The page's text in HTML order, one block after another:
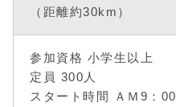
（距離約30km）
参加資格 小学生以上
定員 300人
スタート時間 ＡＭ9：00